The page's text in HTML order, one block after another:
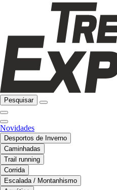
Pesquisar
Novidades
Desportos de Inverno
Caminhadas
Trail running
Corrida
Escalada / Montanhismo